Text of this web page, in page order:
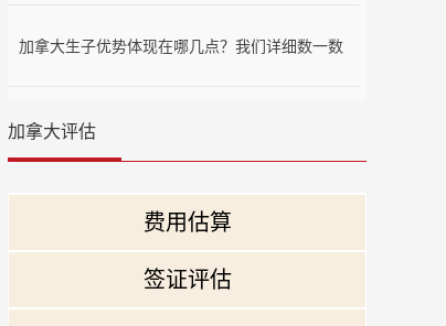
加拿大生子优势体现在哪几点？我们详细数一数
加拿大评估
费用估算
签证评估